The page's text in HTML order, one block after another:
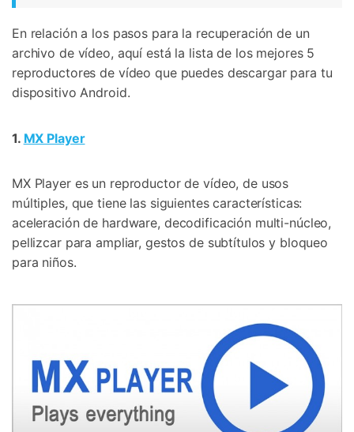
En relación a los pasos para la recuperación de un
archivo de vídeo, aquí está la lista de los mejores 5
reproductores de vídeo que puedes descargar para tu
dispositivo Android.
1. MX Player
MX Player es un reproductor de vídeo, de usos
múltiples, que tiene las siguientes características:
aceleración de hardware, decodificación multi-núcleo,
pellizcar para ampliar, gestos de subtítulos y bloqueo
para niños.